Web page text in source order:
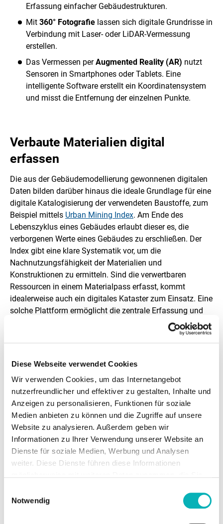
Diese Webseite verwendet Cookies
Wir verwenden Cookies, um das Internetangebot
nutzerfreundlicher und effektiver zu gestalten, Inhalte und
Anzeigen zu personalisieren, Funktionen für soziale
Medien anbieten zu können und die Zugriffe auf unsere
Website zu analysieren. Außerdem geben wir
Informationen zu Ihrer Verwendung unserer Website an
Dienste für soziale Medien, Werbung und Analysen
weiter. Diese Dienste führen diese Informationen
Nutzung der Dienste gesammelt haben.
Notwendig
Erfassung einfacher Gebäudestrukturen.
Mit 360° Fotografie lassen sich digitale Grundrisse in
Verbindung mit Laser- oder LiDAR-Vermessung
erstellen.
Das Vermessen perAugmented Reality (AR) nutzt
Sensoren in Smartphones oder Tablets. Eine
intelligente Software erstellt ein Koordinatensystem
und misst die Entfernung der einzelnen Punkte.
Verbaute Materialien digital
erfassen
Die aus der Gebäudemodellierung gewonnenen digitalen
Daten bilden darüber hinaus die ideale Grundlage für eine
digitale Katalogisierung der verwendeten Baustoffe, zum
Beispiel mittels Urban Mining Index. Am Ende des
Lebenszyklus eines Gebäudes erlaubt dieser es, die
verborgenen Werte eines Gebäudes zu erschließen. Der
Index gibt eine klare Systematik vor, um die
Nachnutzungsfähigkeit der Materialien und
Konstruktionen zu ermitteln. Sind die verwertbaren
Ressourcen in einem Materialpass erfasst, kommt
idealerweise auch ein digitales Kataster zum Einsatz. Eine
solche Plattform ermöglicht die zentrale Erfassung und
Analyse aller verbauten Materialien und Produkte, um
Abfall zu vermeiden und eine nachhaltige Nutzung von
Rohstoffen zu fördern.
Weiterführende Informationen
Tiefergehende Informationen zum diesem
Thema können der ThemenseiteDigitale
Bestandsaufnahmeentnommen werden.